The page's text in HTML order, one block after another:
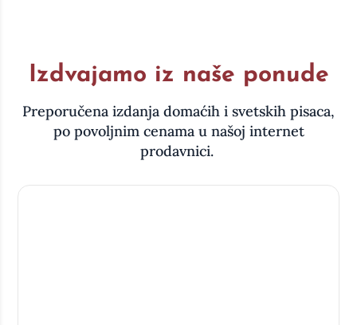
Izdvajamo iz naše ponude
Preporučena izdanja domaćih i svetskih pisaca,
po povoljnim cenama u našoj internet
prodavnici.